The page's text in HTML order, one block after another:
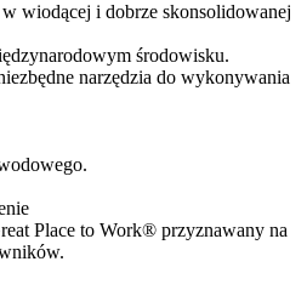
wiodącej i dobrze skonsolidowanej
środowisku.
narzędzia do wykonywania
Place to Work® przyznawany na